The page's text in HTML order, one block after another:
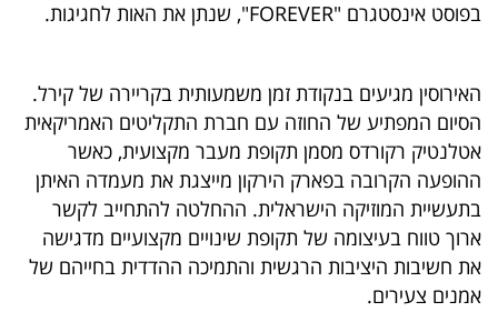
שיתופי
פעולה
דרושים
ניוזלטרים
בפוסט אינסטגרם "FOREVER", שנתן את האות לחגיגות.
האירוסין מגיעים בנקודת זמן משמעותית בקריירה של קירל.
הסיום המפתיע של החוזה עם חברת התקליטים האמריקאית
אטלנטיק רקורדס מסמן תקופת מעבר מקצועית, כאשר
ההופעה הקרובה בפארק הירקון מייצגת את מעמדה האיתן
בתעשיית המוזיקה הישראלית. ההחלטה להתחייב לקשר
ארוך טווח בעיצומה של תקופת שינויים מקצועיים מדגישה
את חשיבות היציבות הרגשית והתמיכה ההדדית בחייהם של
אמנים צעירים.